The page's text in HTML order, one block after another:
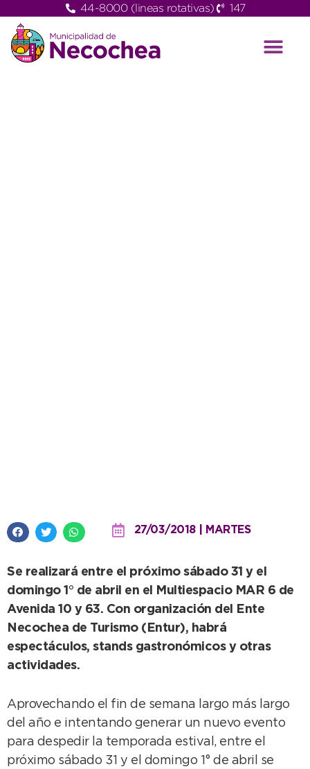
44-8000 (lineas rotativas) 147
27/03/2018 | MARTES
Se realizará entre el próximo sábado 31 y el
domingo 1° de abril en el Multiespacio MAR 6 de
Avenida 10 y 63. Con organización del Ente
Necochea de Turismo (Entur), habrá
espectáculos, stands gastronómicos y otras
actividades.
Aprovechando el fin de semana largo más largo
del año e intentando generar un nuevo evento
para despedir la temporada estival, entre el
próximo sábado 31 y el domingo 1° de abril se